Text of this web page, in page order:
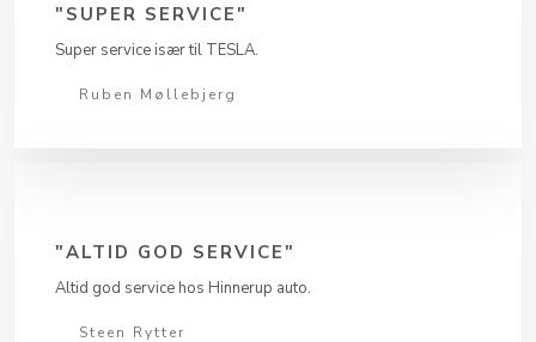
"SUPER SERVICE"
Super service især til TESLA.
Ruben Møllebjerg​
"ALTID GOD SERVICE"
Altid god service hos Hinnerup auto.
Steen Rytter